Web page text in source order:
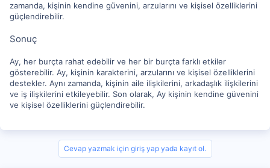
zamanda, kişinin kendine güvenini, arzularını ve kişisel özelliklerini
güçlendirebilir.
Sonuç
Ay, her burçta rahat edebilir ve her bir burçta farklı etkiler
gösterebilir. Ay, kişinin karakterini, arzularını ve kişisel özelliklerini
destekler. Aynı zamanda, kişinin aile ilişkilerini, arkadaşlık ilişkilerini
ve iş ilişkilerini etkileyebilir. Son olarak, Ay kişinin kendine güvenini
ve kişisel özelliklerini güçlendirebilir.
Cevap yazmak için giriş yap yada kayıt ol.